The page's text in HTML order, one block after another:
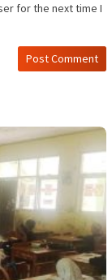
for the next time I